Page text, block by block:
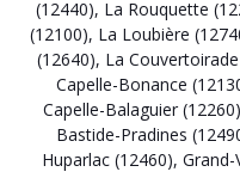
(12440), La Rouquette
(12100), La Loubière
(12640), La
Capelle-Bonance
Capelle-Balaguier (12260)
Bastide-Pradines
Huparlac (12460), Grand-